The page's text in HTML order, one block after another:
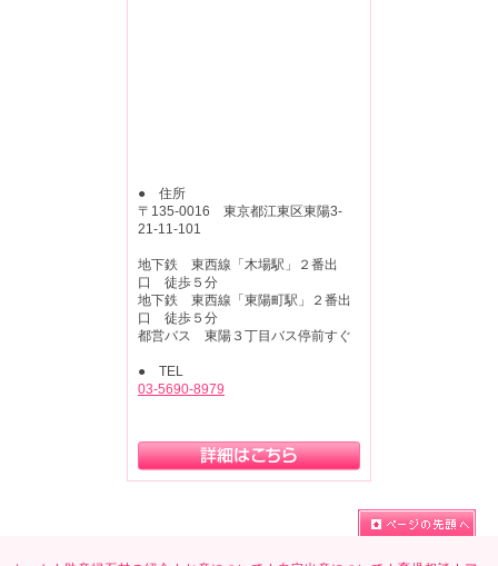
● 住所
〒135-0016 東京都江東区東陽3-
21-11-101
地下鉄 東西線「木場駅」２番出
口 徒歩５分
地下鉄 東西線「東陽町駅」２番出
口 徒歩５分
都営バス 東陽３丁目バス停前すぐ
● TEL
03-5690-8979